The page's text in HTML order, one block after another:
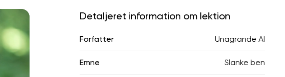
Detaljeret information om lektion
Forfatter Unagrande AI
Emne Slanke ben